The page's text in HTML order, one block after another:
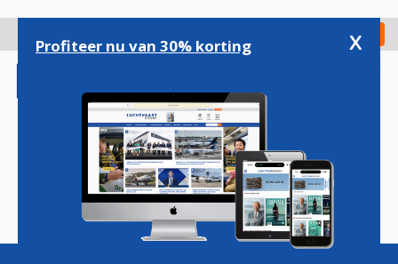
gaan
Check in
Magazine Podcasts Vacatures
Profiteer nu van 30% korting x